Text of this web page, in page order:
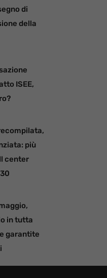
di
della
ISEE,
più
center
in tutta
garantite